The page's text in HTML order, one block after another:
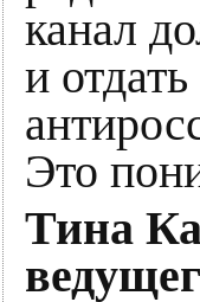
канал
и
Это
Тина